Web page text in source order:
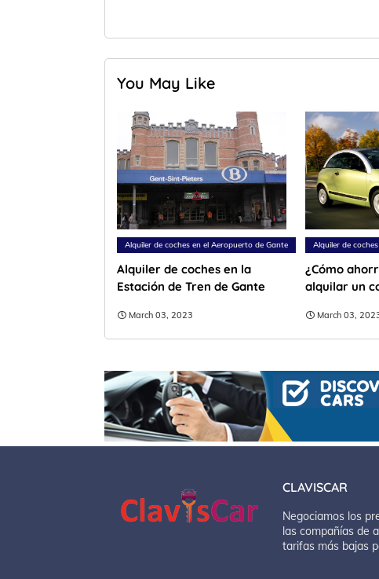
You May Like
Alquiler de coches en el Aeropuerto de Gante
Alquiler de coches en la
Estación de Tren de Gante
March 03, 2023
Alquiler de
¿Cómo
alquilar un
March 03,
CLAVISCAR
Negociamos los
las compañías de
tarifas más bajas